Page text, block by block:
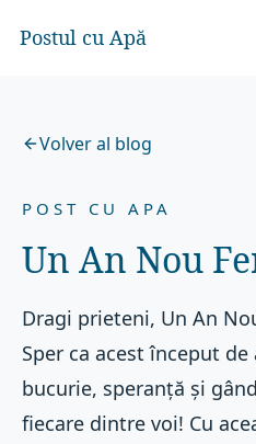
Postul cu Apă
Volver al blog
POST CU APA
Un An Nou
Dragi prieteni, Un An
Sper ca acest început
bucurie, speranță și
fiecare dintre voi! Cu